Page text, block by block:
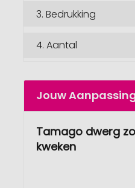
3. Bedrukking
4. Aantal
Jouw
Tamago dwerg
kweken